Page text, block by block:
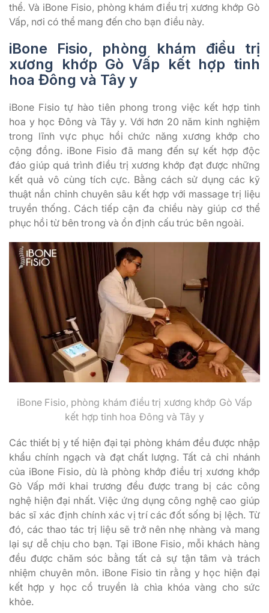
thể. Và iBone Fisio, phòng khám điều trị xương khớp Gò
Vấp, nơi có thể mang đến cho bạn điều này.
iBone Fisio, phòng khám điều trị
xương khớp Gò Vấp kết hợp tinh
hoa Đông và Tây y
iBone Fisio tự hào tiên phong trong việc kết hợp tinh
hoa y học Đông và Tây y. Với hơn 20 năm kinh nghiệm
trong lĩnh vực phục hồi chức năng xương khớp cho
cộng đồng. iBone Fisio đã mang đến sự kết hợp độc
đáo giúp quá trình điều trị xương khớp đạt được những
kết quả vô cùng tích cực. Bằng cách sử dụng các kỹ
thuật nắn chỉnh chuyên sâu kết hợp với massage trị liệu
truyền thống. Cách tiếp cận đa chiều này giúp cơ thể
phục hồi từ bên trong và ổn định cấu trúc bên ngoài.
iBone Fisio, phòng khám điều trị xương khớp Gò Vấp
kết hợp tinh hoa Đông và Tây y
Các thiết bị y tế hiện đại tại phòng khám đều được nhập
khẩu chính ngạch và đạt chất lượng. Tất cả chi nhánh
của iBone Fisio, dù là phòng khớp điều trị xương khớp
Gò Vấp mới khai trương đều được trang bị các công
nghệ hiện đại nhất. Việc ứng dụng công nghệ cao giúp
bác sĩ xác định chính xác vị trí các đốt sống bị lệch. Từ
đó, các thao tác trị liệu sẽ trở nên nhẹ nhàng và mang
lại sự dễ chịu cho bạn. Tại iBone Fisio, mỗi khách hàng
đều được chăm sóc bằng tất cả sự tận tâm và trách
nhiệm chuyên môn. iBone Fisio tin rằng y học hiện đại
kết hợp y học cổ truyền là chìa khóa vàng cho sức
khỏe.